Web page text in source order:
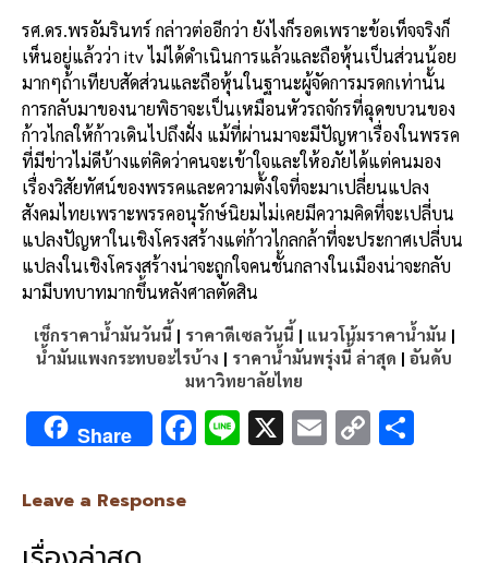
รศ.ดร.พรอัมรินทร์ กล่าวต่ออีกว่า ยังไงก็รอดเพราะข้อเท็จจริงก็
เห็นอยู่แล้วว่า itv ไม่ได้ดำเนินการแล้วและถือหุ้นเป็นส่วนน้อย
มากๆถ้าเทียบสัดส่วนและถือหุ้นในฐานะผู้จัดการมรดกเท่านั้น
การกลับมาของนายพิธาจะเป็นเหมือนหัวรถจักรที่ฉุดขบวนของ
ก้าวไกลให้ก้าวเดินไปถึงฝั่ง แม้ที่ผ่านมาจะมีปัญหาเรื่องในพรรค
ที่มีข่าวไม่ดีบ้างแต่คิดว่าคนจะเข้าใจและให้อภัยได้แต่คนมอง
เรื่องวิสัยทัศน์ของพรรคและความตั้งใจที่จะมาเปลี่ยนแปลง
สังคมไทยเพราะพรรคอนุรักษ์นิยมไม่เคยมีความคิดที่จะเปลี่บน
แปลงปัญหาในเชิงโครงสร้างแต่ก้าวไกลกล้าที่จะประกาศเปลี่บน
แปลงในเชิงโครงสร้างน่าจะถูกใจคนชั้นกลางในเมืองน่าจะกลับ
มามีบทบาทมากขึ้นหลังศาลตัดสิน
เช็กราคาน้ำมันวันนี้ | ราคาดีเซลวันนี้ | แนวโน้มราคาน้ำมัน |
น้ำมันแพงกระทบอะไรบ้าง | ราคาน้ำมันพรุ่งนี้ ล่าสุด | อันดับ
มหาวิทยาลัยไทย
Share F Li X E C
Leave a Response